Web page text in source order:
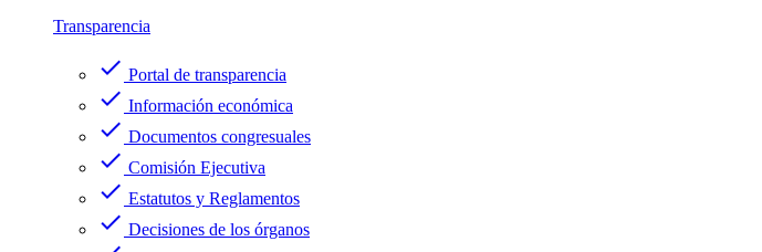
Transparencia
check Portal de transparencia
check Información económica
check Documentos congresuales
check Comisión Ejecutiva
check Estatutos y Reglamentos
check Decisiones de los órganos